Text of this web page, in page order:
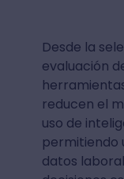
Desde la
evaluación
reducen el
uso de
permitiendo
datos